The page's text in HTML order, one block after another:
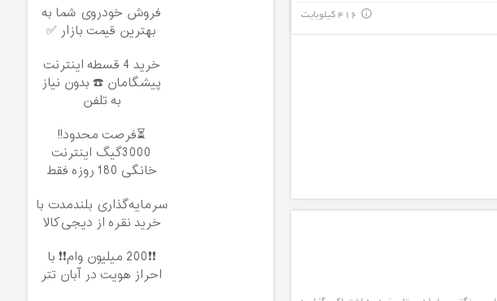
416 کیلوبایت info_outline
فروش خودروی شما به
بهترین قیمت بازار ✅
خرید 4 قسطه اینترنت
پیشگامان ☎️ بدون نیاز
به تلفن
⏳فرصت محدود!!
3000گیگ اینترنت
خانگی 180 روزه فقط
سرمایه‌گذاری بلندمدت با
خرید نقره از دیجی‌کالا
❗❗200 میلیون وام❗❗ با
احراز هویت در آبان تتر